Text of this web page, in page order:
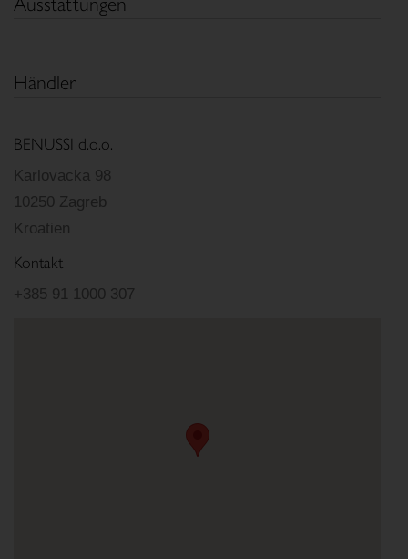
Händler
BENUSSI d.o.o.
Karlovacka 98
10250 Zagreb
Kroatien
Kontakt
+385 91 1000 307